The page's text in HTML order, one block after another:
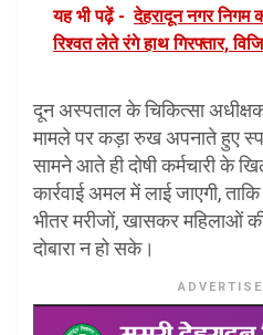
यह भी पढ़ें - देहरादून नगर निगम
रिश्वत लेते रंगे हाथ गिरफ्तार,
दून अस्पताल के चिकित्सा
मामले पर कड़ा रुख अपनाते हुए
सामने आते ही दोषी कर्मचारी के
कार्रवाई अमल में लाई जाएगी,
भीतर मरीजों, खासकर महिलाओं
दोबारा न हो सके।